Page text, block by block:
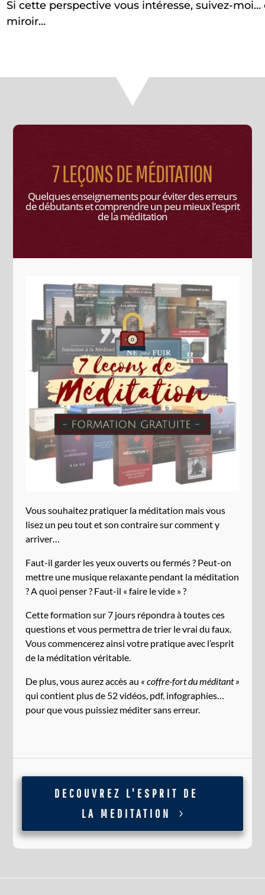
Si cette perspective vous intéresse, suivez-moi…
miroir…
7 LEÇONS DE MÉDITATION
Quelques enseignements pour éviter des erreurs
de débutants et comprendre un peu mieux l’esprit
de la méditation
Vous souhaitez pratiquer la méditation mais vous
lisez un peu tout et son contraire sur comment y
arriver…
Faut-il garder les yeux ouverts ou fermés ? Peut-on
mettre une musique relaxante pendant la méditation
? A quoi penser ? Faut-il « faire le vide » ?
Cette formation sur 7 jours répondra à toutes ces
questions et vous permettra de trier le vrai du faux.
Vous commencerez ainsi votre pratique avec l’esprit
de la méditation véritable.
De plus, vous aurez accès au « coffre-fort du méditant »
qui contient plus de 52 vidéos, pdf, infographies…
pour que vous puissiez méditer sans erreur.
DECOUVREZ L'ESPRIT DE
LA MEDITATION